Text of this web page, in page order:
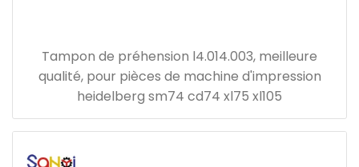
Tampon de préhension l4.014.003, meilleure
qualité, pour pièces de machine d'impression
heidelberg sm74 cd74 xl75 xl105